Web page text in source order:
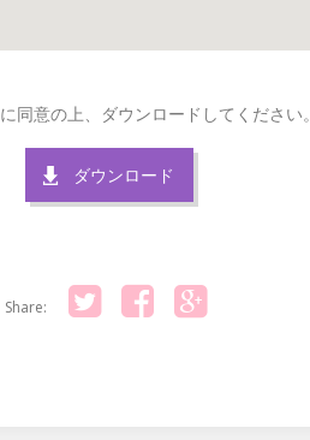
に同意の上、ダウンロードしてください。
ダウンロード
Share: